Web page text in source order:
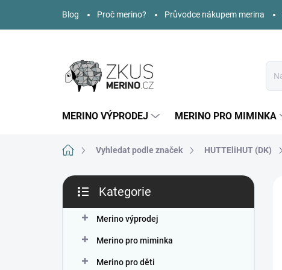
obsah
Blog Proč merino? Průvodce nákupem merina
MERINO VÝPRODEJ MERINO PRO MIMINKA
Domů Vyhledat podle značek HUTTEliHUT (DK)
P
s
kategorie
Kategorie
Merino výprodej
Merino pro miminka
Merino pro děti